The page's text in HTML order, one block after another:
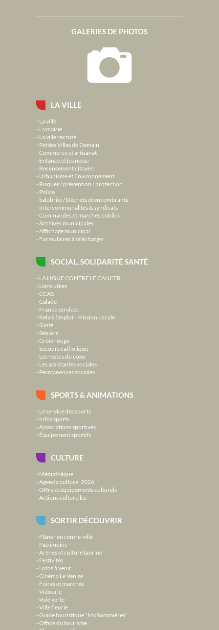
LA VILLE
La ville
La mairie
La ville recrute
Petites Villes de Demain
Commerce et artisanat
Enfance et jeunesse
Recensement citoyen
Urbanisme et Environnement
Risques / prévention / protection
Police
Salubrité / Déchets et encombrants
Intercommunalités & syndicats
Commandes et marchés publics
Archives municipales
Affichage municipal
Formulaires à télécharger
SOCIAL, SOLIDARITÉ SANTÉ
LA LIGUE CONTRE LE CANCER
Liens utiles
CCAS
Calade
France services
Relais Emploi - Mission Locale
Santé
Séniors
Croix rouge
Secours catholique
Les restos du cœur
Les assistantes sociales
Permanences sociales
SPORTS & ANIMATIONS
Le service des sports
Infos sports
Associations sportives
Équipement sportifs
CULTURE
Médiathèque
Agenda culturel 2026
Offre et équipements culturels
Actions culturelles
SORTIR DÉCOUVRIR
Flâner en centre-ville
Patrimoine
Arènes et culture taurine
Festivités
Lotos à venir
Cinéma Le Venise
Foires et marchés
Vidourle
Voie verte
Ville fleurie
Guide touristique "My Sommières"
Office du tourisme
GALERIES DE PHOTOS